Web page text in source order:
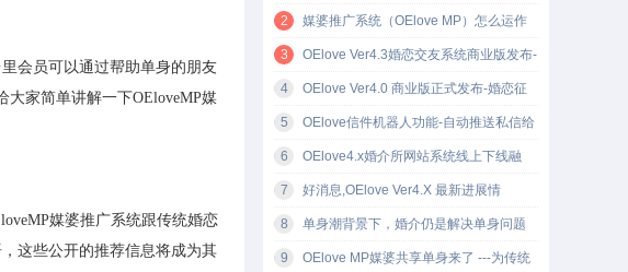
会员可以通过帮助单身的朋友
大家简单讲解一下OEloveMP媒
媒婆推广系统跟传统婚恋
这些公开的推荐信息将成为其
H5支付功能！
2 媒婆推广系统（OElove MP）怎么运作
的？轻松获取单身客户资源的方法
3 OElove Ver4.3婚恋交友系统商业版发布-
更新至2017.07.18
4 OElove Ver4.0 商业版正式发布-婚恋征
婚网站软件
5 OElove信件机器人功能-自动推送私信给
新注册会员
6 OElove4.x婚介所网站系统线上下线融
合，让征婚相亲变得更有吸引力
7 好消息,OElove Ver4.X 最新进展情
况-02.24
8 单身潮背景下，婚介仍是解决单身问题
的最有效途径
9 OElove MP媒婆共享单身来了 ---为传统